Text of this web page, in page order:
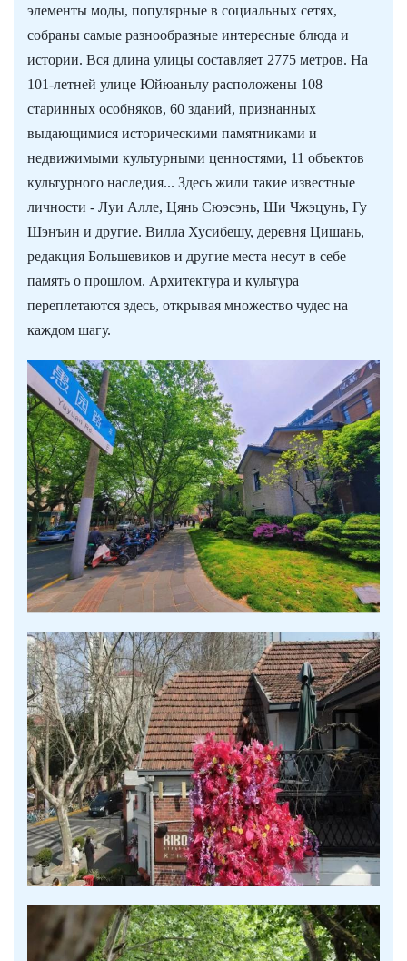
элементы моды, популярные в социальных сетях,
собраны самые разнообразные интересные блюда и
истории. Вся длина улицы составляет 2775 метров. На
101-летней улице Юйюаньлу расположены 108
старинных особняков, 60 зданий, признанных
выдающимися историческими памятниками и
недвижимыми культурными ценностями, 11 объектов
культурного наследия... Здесь жили такие известные
личности - Луи Алле, Цянь Сюэсэнь, Ши Чжэцунь, Гу
Шэнъин и другие. Вилла Хусибешу, деревня Цишань,
редакция Большевиков и другие места несут в себе
память о прошлом. Архитектура и культура
переплетаются здесь, открывая множество чудес на
каждом шагу.